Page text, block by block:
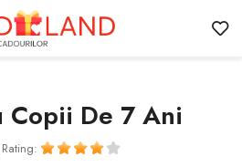
Copii De 7 Ani
Rating: